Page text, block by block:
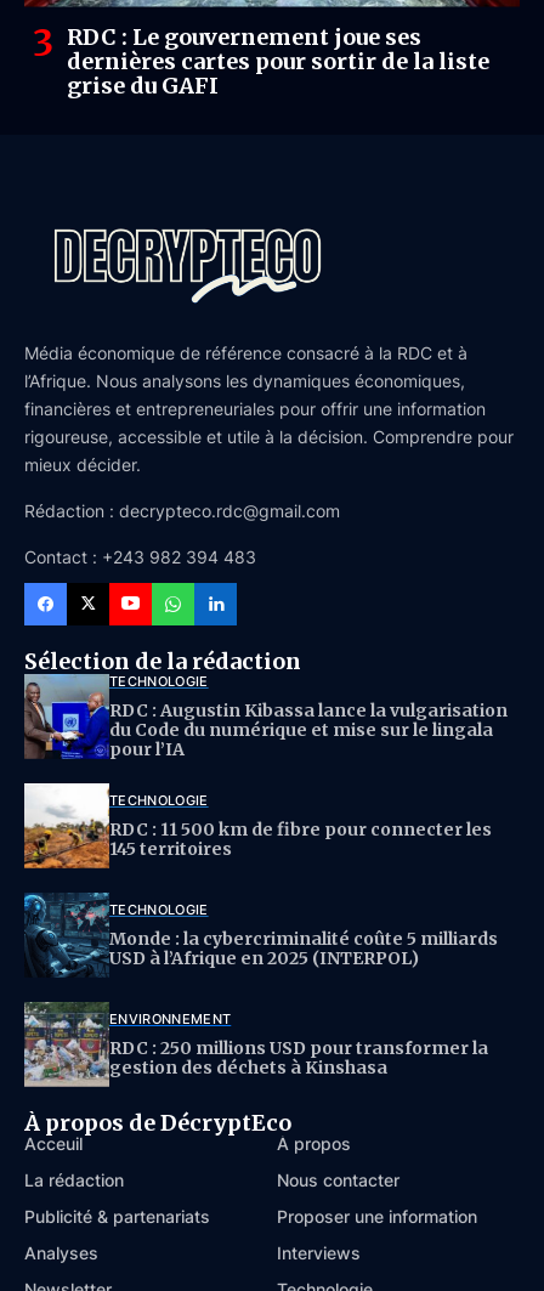
RDC : Le gouvernement joue ses
dernières cartes pour sortir de la liste
grise du GAFI
Média économique de référence consacré à la RDC et à
l’Afrique. Nous analysons les dynamiques économiques,
financières et entrepreneuriales pour offrir une information
rigoureuse, accessible et utile à la décision. Comprendre pour
mieux décider.
Rédaction : decrypteco.rdc@gmail.com
Contact : +243 982 394 483
Sélection de la rédaction
TECHNOLOGIE
RDC : Augustin Kibassa lance la vulgarisation
du Code du numérique et mise sur le lingala
pour l’IA
TECHNOLOGIE
RDC : 11 500 km de fibre pour connecter les
145 territoires
TECHNOLOGIE
Monde : la cybercriminalité coûte 5 milliards
USD à l’Afrique en 2025 (INTERPOL)
ENVIRONNEMENT
RDC : 250 millions USD pour transformer la
gestion des déchets à Kinshasa
À propos de DécryptEco
Acceuil
À propos
La rédaction
Nous contacter
Publicité & partenariats
Proposer une information
Analyses
Interviews